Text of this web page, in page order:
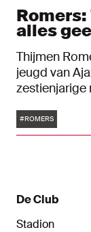
alles
Thijmen
jeugd van
zestienjarige
juni 2027.
"Ik had het
Tags
#ROMERS
De Club
Stadion